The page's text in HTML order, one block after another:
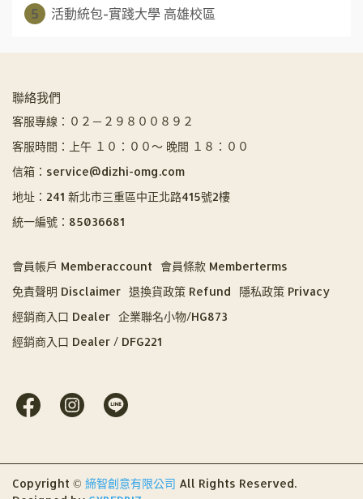
5
活動統包-實踐大學 高雄校區
聯絡我們
客服專線：０２－２９８００８９２
客服時間：上午 １０：００～ 晚間 １８：００
信箱：service@dizhi-omg.com
地址：241 新北市三重區中正北路415號2樓
統一編號：85036681
會員帳戶 Memberaccount
會員條款 Memberterms
免責聲明 Disclaimer 退換貨政策 Refund
隱私政策 Privacy
經銷商入口 Dealer 企業聯名小物/HG873
經銷商入口 Dealer / DFG221
Copyright © 締智創意有限公司 All Rights Reserved.